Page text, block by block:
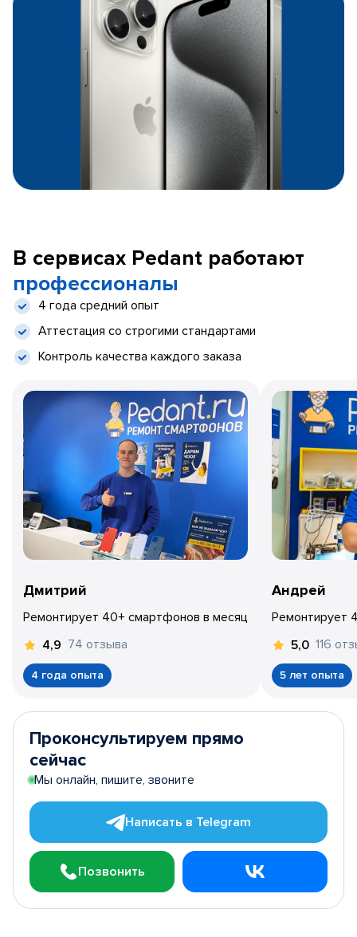
В сервисах Pedant работают
профессионалы
4 года средний опыт
Аттестация со строгими стандартами
Контроль качества каждого заказа
Дмитрий
Ремонтирует 40+ смартфонов в месяц
4,9 74 отзыва
4 года опыта
Андрей
Ремонтирует
5,0 116
5 лет опыта
Проконсультируем прямо
сейчас
Мы онлайн, пишите, звоните
Написать в Telegram
Позвонить